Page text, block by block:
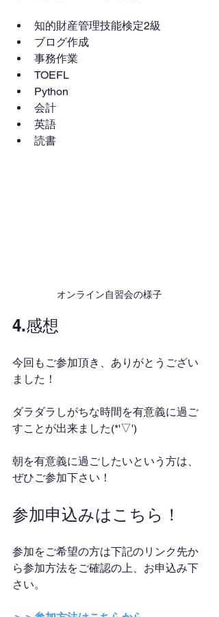
知的財産管理技能検定2級
ブログ作成
事務作業
TOEFL
Python
会計
英語
読書
オンライン自習会の様子
4.感想
今回もご参加頂き、ありがとうござい
ました！
ダラダラしがちな時間を有意義に過ご
すことが出来ました(*'▽')
朝を有意義に過ごしたいという方は、
ぜひご参加下さい！
参加申込みはこちら！
参加をご希望の方は下記のリンク先か
ら参加方法をご確認の上、お申込み下
さい。